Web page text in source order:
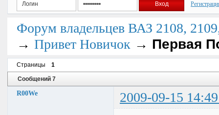
Форум владельцев ВАЗ 2108,
→ Привет Новичок → Первая
Страницы 1
Сообщений 7
R00We 2009-09-15